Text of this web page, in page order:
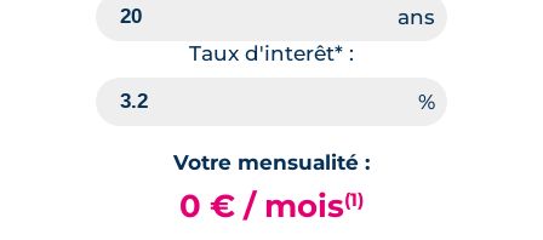
Taux d'interêt* :
Votre mensualité :
0 € / mois(1)